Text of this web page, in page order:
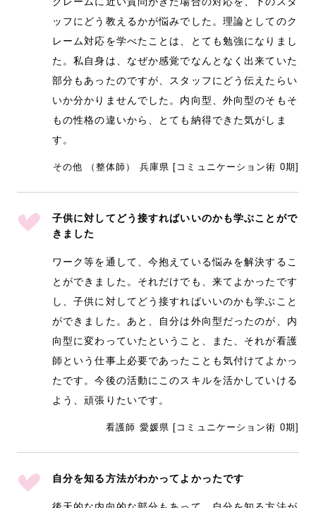
ッフにどう教えるかが悩みでした。理論としてのク
レーム対応を学べたことは、とても勉強になりまし
た。私自身は、なぜか感覚でなんとなく出来ていた
部分もあったのですが、スタッフにどう伝えたらい
いか分かりませんでした。内向型、外向型のそもそ
もの性格の違いから、とても納得できた気がしま
す。
その他 （整体師） 兵庫県 [コミュニケーション術 0期]
子供に対してどう接すればいいのかも学ぶことがで
きました
ワーク等を通して、今抱えている悩みを解決するこ
とができました。それだけでも、来てよかったです
し、子供に対してどう接すればいいのかも学ぶこと
ができました。あと、自分は外向型だったのが、内
向型に変わっていたということ、また、それが看護
師という仕事上必要であったことも気付けてよかっ
たです。今後の活動にこのスキルを活かしていける
よう、頑張りたいです。
看護師 愛媛県 [コミュニケーション術 0期]
自分を知る方法がわかってよかったです